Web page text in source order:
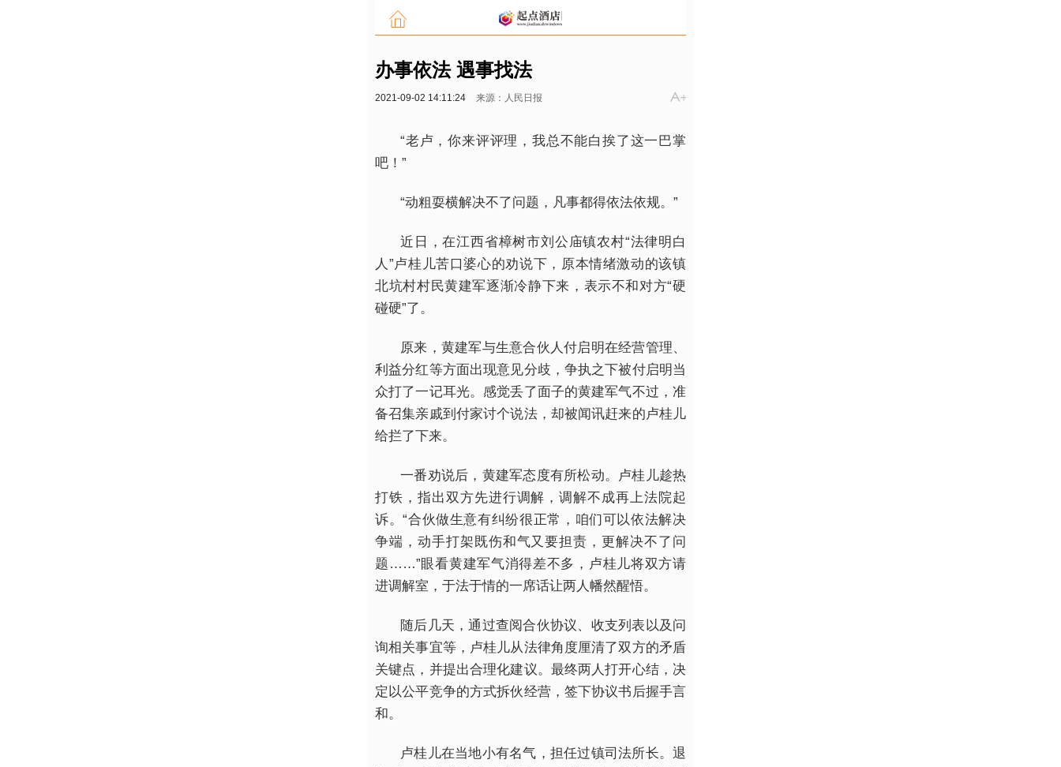
办事依法 遇事找法
2021-09-02 14:11:24 来源：人民日报
“老卢，你来评评理，我总不能白挨了这一巴掌
吧！”
“动粗耍横解决不了问题，凡事都得依法依规。”
近日，在江西省樟树市刘公庙镇农村“法律明白
人”卢桂儿苦口婆心的劝说下，原本情绪激动的该镇
北坑村村民黄建军逐渐冷静下来，表示不和对方“硬
碰硬”了。
原来，黄建军与生意合伙人付启明在经营管理、
利益分红等方面出现意见分歧，争执之下被付启明当
众打了一记耳光。感觉丢了面子的黄建军气不过，准
备召集亲戚到付家讨个说法，却被闻讯赶来的卢桂儿
给拦了下来。
一番劝说后，黄建军态度有所松动。卢桂儿趁热
打铁，指出双方先进行调解，调解不成再上法院起
诉。“合伙做生意有纠纷很正常，咱们可以依法解决
争端，动手打架既伤和气又要担责，更解决不了问
题……”眼看黄建军气消得差不多，卢桂儿将双方请
进调解室，于法于情的一席话让两人幡然醒悟。
随后几天，通过查阅合伙协议、收支列表以及问
询相关事宜等，卢桂儿从法律角度厘清了双方的矛盾
关键点，并提出合理化建议。最终两人打开心结，决
定以公平竞争的方式拆伙经营，签下协议书后握手言
和。
卢桂儿在当地小有名气，担任过镇司法所长。退